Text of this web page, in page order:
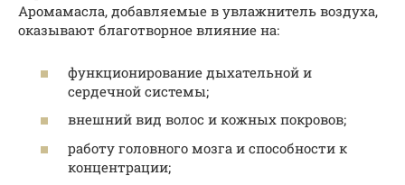
Аромамасла, добавляемые в увлажнитель воздуха,
оказывают благотворное влияние на:
функционирование дыхательной и
сердечной системы;
внешний вид волос и кожных покровов;
работу головного мозга и способности к
концентрации;